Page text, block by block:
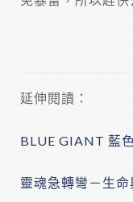
延伸閱讀：
BLUE GIANT 藍
靈魂急轉彎－生